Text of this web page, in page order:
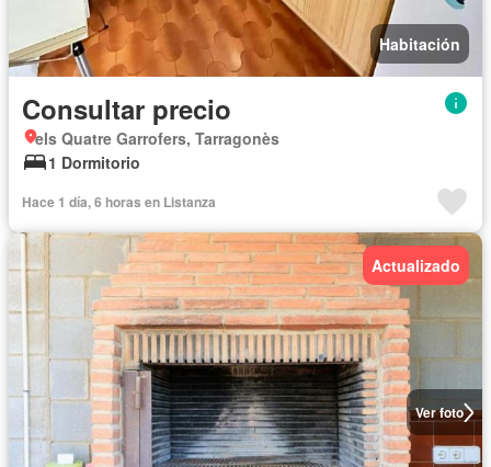
Habitación
Consultar precio
els Quatre Garrofers, Tarragonès
1 Dormitorio
Hace 1 día, 6 horas en Listanza
Ver foto
Actualizado